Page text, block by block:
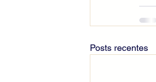
Posts recentes